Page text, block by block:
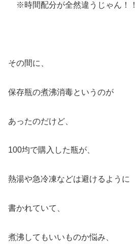
※時間配分が全然違うじゃん！！
その間に、
保存瓶の煮沸消毒というのが
あったのだけど、
100均で購入した瓶が、
熱湯や急冷凍などは避けるように
書かれていて、
煮沸してもいいものか悩み、